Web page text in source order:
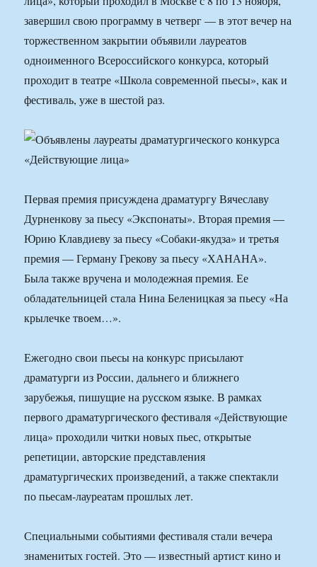
завершил свою программу в четверг — в этот вечер на
торжественном закрытии объявили лауреатов
одноименного Всероссийского конкурса, который
проходит в театре «Школа современной пьесы», как и
фестиваль, уже в шестой раз.
Первая премия присуждена драматургу Вячеславу
Дурненкову за пьесу «Экспонаты». Вторая премия —
Юрию Клавдиеву за пьесу «Собаки-якудза» и третья
премия — Герману Грекову за пьесу «ХАНАНА».
Была также вручена и молодежная премия. Ее
обладательницей стала Нина Беленицкая за пьесу «На
крылечке твоем…».
Ежегодно свои пьесы на конкурс присылают
драматурги из России, дальнего и ближнего
зарубежья, пишущие на русском языке. В рамках
первого драматургического фестиваля «Действующие
лица» проходили читки новых пьес, открытые
репетиции, авторские представления
драматургических произведений, а также спектакли
по пьесам-лауреатам прошлых лет.
Специальными событиями фестиваля стали вечера
знаменитых гостей. Это — известный артист кино и